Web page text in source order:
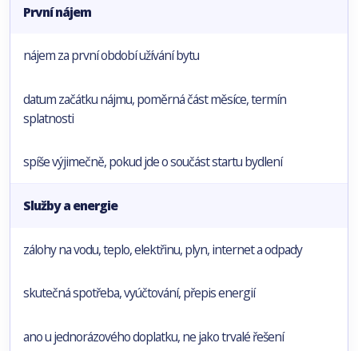
První nájem
nájem za první období užívání bytu
datum začátku nájmu, poměrná část měsíce, termín
splatnosti
spíše výjimečně, pokud jde o součást startu bydlení
Služby a energie
zálohy na vodu, teplo, elektřinu, plyn, internet a odpady
skutečná spotřeba, vyúčtování, přepis energií
ano u jednorázového doplatku, ne jako trvalé řešení